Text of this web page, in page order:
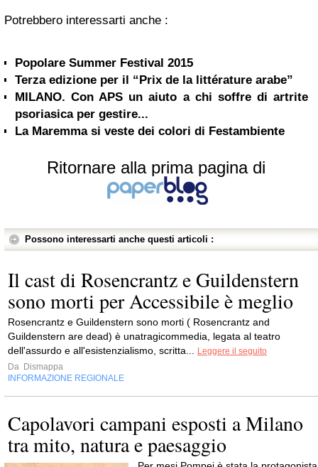
Potrebbero interessarti anche :
Popolare Summer Festival 2015
Terza edizione per il “Prix de la littérature arabe”
MILANO. Con APS un aiuto a chi soffre di artrite
psoriasica per gestire...
La Maremma si veste dei colori di Festambiente
Ritornare alla prima pagina di
Possono interessarti anche questi articoli :
Il cast di Rosencrantz e Guildenstern
sono morti per Accessibile è meglio
Rosencrantz e Guildenstern sono morti ( Rosencrantz and
Guildenstern are dead) è unatragicommedia, legata al teatro
dell'assurdo e all'esistenzialismo, scritta... Leggere il seguito
Da Dismappa
INFORMAZIONE REGIONALE
Capolavori campani esposti a Milano
tra mito, natura e paesaggio